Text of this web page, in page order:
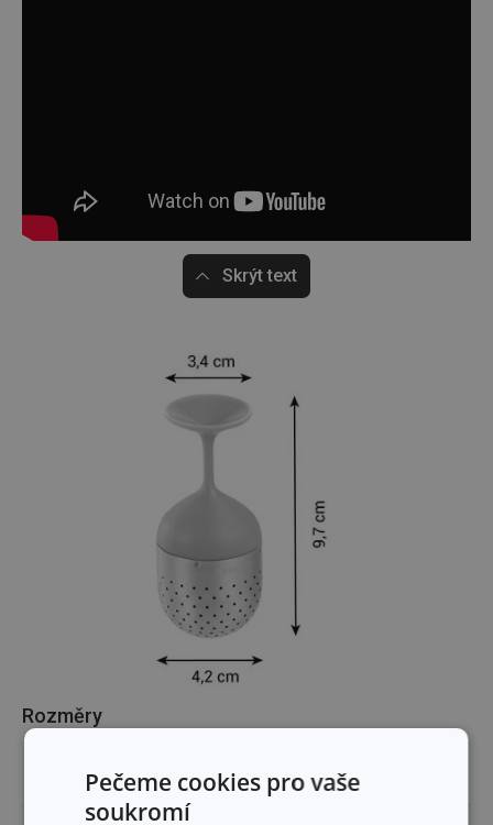
Skrýt text
Rozměry
ŠÍŘKA PRODUKTU (CM)
Pečeme cookies pro vaše
soukromí